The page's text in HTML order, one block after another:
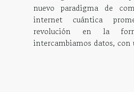
nuevo paradigma de
internet cuántica
revolución en la
intercambiamos datos, con